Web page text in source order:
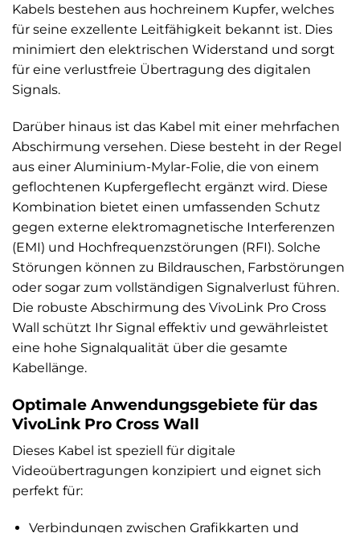
Kabels bestehen aus hochreinem Kupfer, welches
für seine exzellente Leitfähigkeit bekannt ist. Dies
minimiert den elektrischen Widerstand und sorgt
für eine verlustfreie Übertragung des digitalen
Signals.
Darüber hinaus ist das Kabel mit einer mehrfachen
Abschirmung versehen. Diese besteht in der Regel
aus einer Aluminium-Mylar-Folie, die von einem
geflochtenen Kupfergeflecht ergänzt wird. Diese
Kombination bietet einen umfassenden Schutz
gegen externe elektromagnetische Interferenzen
(EMI) und Hochfrequenzstörungen (RFI). Solche
Störungen können zu Bildrauschen, Farbstörungen
oder sogar zum vollständigen Signalverlust führen.
Die robuste Abschirmung des VivoLink Pro Cross
Wall schützt Ihr Signal effektiv und gewährleistet
eine hohe Signalqualität über die gesamte
Kabellänge.
Optimale Anwendungsgebiete für das
VivoLink Pro Cross Wall
Dieses Kabel ist speziell für digitale
Videoübertragungen konzipiert und eignet sich
perfekt für:
Verbindungen zwischen Grafikkarten und